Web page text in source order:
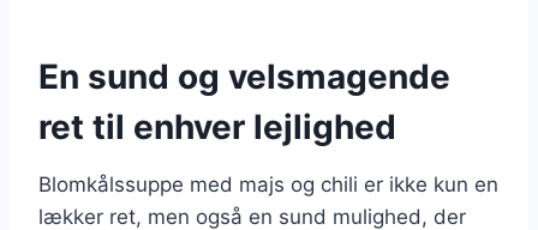
En sund og velsmagende
ret til enhver lejlighed
Blomkålssuppe med majs og chili er ikke kun en
lækker ret, men også en sund mulighed, der